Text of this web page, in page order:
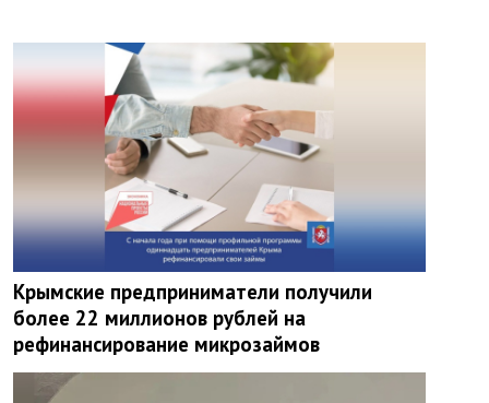
Крымские предприниматели получили
более 22 миллионов рублей на
рефинансирование микрозаймов